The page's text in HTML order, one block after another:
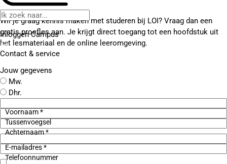
Inloggen Campus
Contact & service
Wil je graag kennis maken met studeren bij LOI? Vraag dan een
gratis proefles aan. Je krijgt direct toegang tot een hoofdstuk uit
het lesmateriaal en de online leeromgeving.
Jouw gegevens
Mw.
Dhr.
Voornaam *
Tussenvoegsel
Achternaam *
E-mailadres *
Telefoonnummer